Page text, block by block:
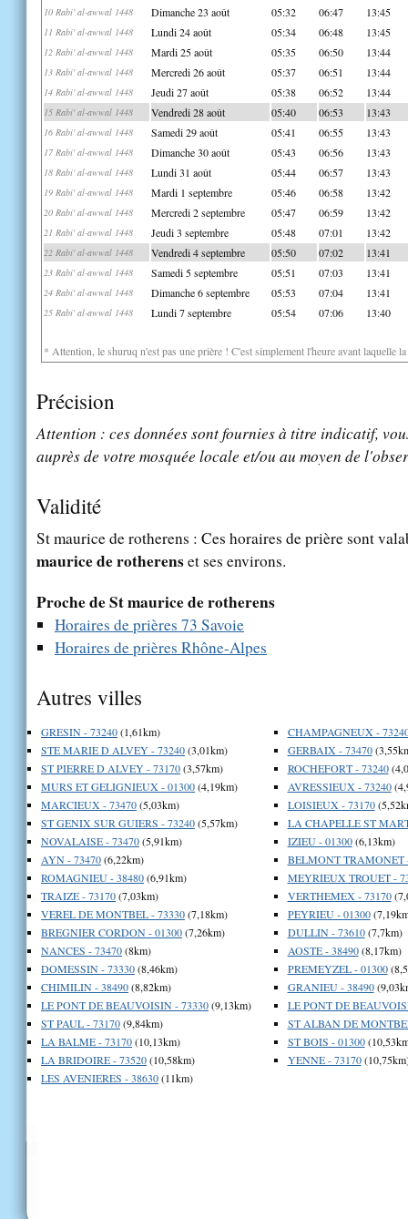
10 Rabi' al-awwal 1448 Dimanche 23 août 05:32 06:47 13:45
11 Rabi' al-awwal 1448 Lundi 24 août 05:34 06:48 13:45
12 Rabi' al-awwal 1448 Mardi 25 août 05:35 06:50 13:44
13 Rabi' al-awwal 1448 Mercredi 26 août 05:37 06:51 13:44
14 Rabi' al-awwal 1448 Jeudi 27 août 05:38 06:52 13:44
15 Rabi' al-awwal 1448 Vendredi 28 août 05:40 06:53 13:43
16 Rabi' al-awwal 1448 Samedi 29 août 05:41 06:55 13:43
17 Rabi' al-awwal 1448 Dimanche 30 août 05:43 06:56 13:43
18 Rabi' al-awwal 1448 Lundi 31 août 05:44 06:57 13:43
19 Rabi' al-awwal 1448 Mardi 1 septembre 05:46 06:58 13:42
20 Rabi' al-awwal 1448 Mercredi 2 septembre 05:47 06:59 13:42
21 Rabi' al-awwal 1448 Jeudi 3 septembre 05:48 07:01 13:42
22 Rabi' al-awwal 1448 Vendredi 4 septembre 05:50 07:02 13:41
23 Rabi' al-awwal 1448 Samedi 5 septembre 05:51 07:03 13:41
24 Rabi' al-awwal 1448 Dimanche 6 septembre 05:53 07:04 13:41
25 Rabi' al-awwal 1448 Lundi 7 septembre 05:54 07:06 13:40
* Attention, le shuruq n'est pas une prière ! C'est simplement l'heure avant laquelle
Précision
Attention : ces données sont fournies à titre indicatif,
auprès de votre mosquée locale et/ou au moyen de
Validité
St maurice de rotherens : Ces horaires de prière sont
maurice de rotherenset ses environs.
Proche de St maurice de rotherens
Horaires de prières 73 Savoie
Horaires de prières Rhône-Alpes
Autres villes
GRESIN - 73240(1,61km)
STE MARIE D ALVEY - 73240(3,01km)
ST PIERRE D ALVEY - 73170(3,57km)
MURS ET GELIGNIEUX - 01300(4,19km)
MARCIEUX - 73470(5,03km)
ST GENIX SUR GUIERS - 73240(5,57km)
NOVALAISE - 73470(5,91km)
AYN - 73470(6,22km)
ROMAGNIEU - 38480(6,91km)
TRAIZE - 73170(7,03km)
VEREL DE MONTBEL - 73330(7,18km)
BREGNIER CORDON - 01300(7,26km)
NANCES - 73470(8km)
DOMESSIN - 73330(8,46km)
CHIMILIN - 38490(8,82km)
LE PONT DE BEAUVOISIN - 73330(9,13km)
ST PAUL - 73170(9,84km)
LA BALME - 73170(10,13km)
LA BRIDOIRE - 73520(10,58km)
LES AVENIERES - 38630(11km)
CHAMPAGNEUX -
GERBAIX - 73470
ROCHEFORT - 73240
AVRESSIEUX - 73240
LOISIEUX - 73170
LA CHAPELLE ST
IZIEU - 01300(6,13km)
BELMONT TRAMONET
MEYRIEUX TROUET -
VERTHEMEX - 73170
PEYRIEU - 01300
DULLIN - 73610(7,7km)
AOSTE - 38490(8,17km)
PREMEYZEL - 01300
GRANIEU - 38490
LE PONT DE
ST ALBAN DE
ST BOIS - 01300
YENNE - 73170